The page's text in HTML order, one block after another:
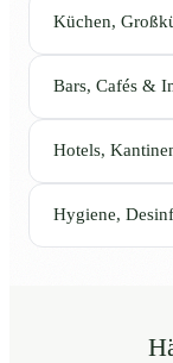
Küchen,
Bars, Cafés &
Hotels,
Hygiene,